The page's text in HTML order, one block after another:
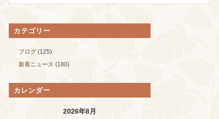
カテゴリー
ブログ(125)
新着ニュース (180)
カレンダー
2026年8月